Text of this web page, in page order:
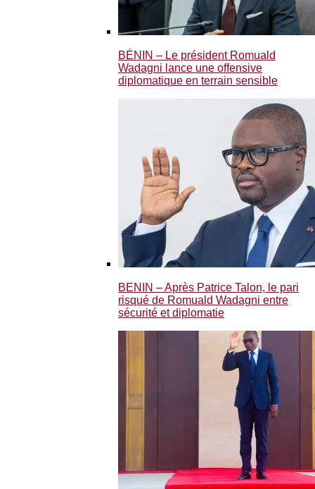
BÉNIN – Le président Romuald
Wadagni lance une offensive
diplomatique en terrain sensible
BENIN – Après Patrice Talon, le pari
risqué de Romuald Wadagni entre
sécurité et diplomatie